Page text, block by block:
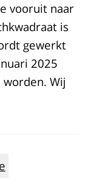
vooruit naar
is
gewerkt
2025
Wij